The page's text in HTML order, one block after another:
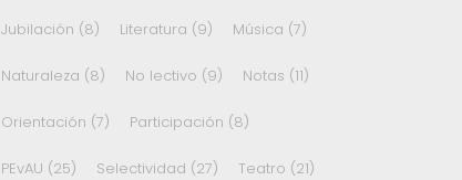
Jubilación (8) Literatura (9) Música (7)
Naturaleza (8) No lectivo (9) Notas (11)
Orientación (7) Participación (8)
PEvAU (25) Selectividad (27) Teatro (21)